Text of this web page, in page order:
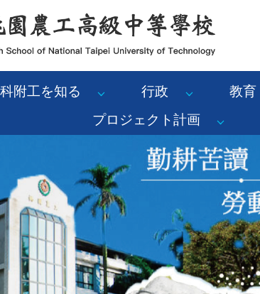
附工を知る 行政 教育
プロジェクト計画